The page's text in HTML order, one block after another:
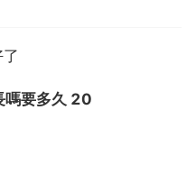
嗎要多久 20